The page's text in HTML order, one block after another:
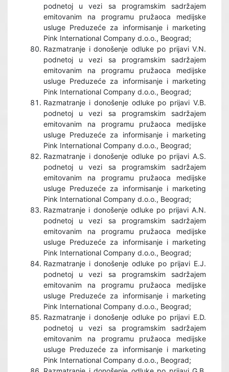
podnetoj u vezi sa programskim sadržajem
emitovanim na programu pružaoca medijske
usluge Preduzeće za informisanje i marketing
Pink International Company d.o.o., Beograd;
Razmatranje i donošenje odluke po prijavi V.N.
podnetoj u vezi sa programskim sadržajem
emitovanim na programu pružaoca medijske
usluge Preduzeće za informisanje i marketing
Pink International Company d.o.o., Beograd;
Razmatranje i donošenje odluke po prijavi V.B.
podnetoj u vezi sa programskim sadržajem
emitovanim na programu pružaoca medijske
usluge Preduzeće za informisanje i marketing
Pink International Company d.o.o., Beograd;
Razmatranje i donošenje odluke po prijavi A.S.
podnetoj u vezi sa programskim sadržajem
emitovanim na programu pružaoca medijske
usluge Preduzeće za informisanje i marketing
Pink International Company d.o.o., Beograd;
Razmatranje i donošenje odluke po prijavi A.N.
podnetoj u vezi sa programskim sadržajem
emitovanim na programu pružaoca medijske
usluge Preduzeće za informisanje i marketing
Pink International Company d.o.o., Beograd;
Razmatranje i donošenje odluke po prijavi E.J.
podnetoj u vezi sa programskim sadržajem
emitovanim na programu pružaoca medijske
usluge Preduzeće za informisanje i marketing
Pink International Company d.o.o., Beograd;
Razmatranje i donošenje odluke po prijavi E.D.
podnetoj u vezi sa programskim sadržajem
emitovanim na programu pružaoca medijske
usluge Preduzeće za informisanje i marketing
Pink International Company d.o.o., Beograd;